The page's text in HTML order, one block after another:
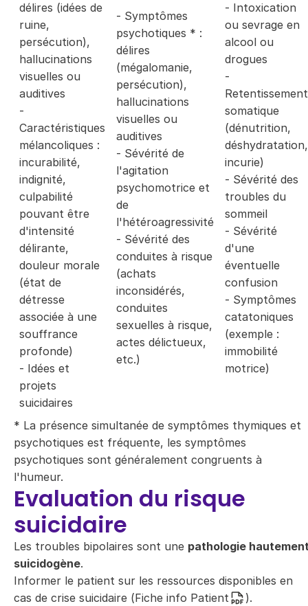
délires (idées de
ruine,
persécution),
hallucinations
visuelles ou
auditives
-
Caractéristiques
mélancoliques :
incurabilité,
indignité,
culpabilité
pouvant être
d'intensité
délirante,
douleur morale
(état de
détresse
associée à une
souffrance
profonde)
- Idées et
projets
suicidaires
- Symptômes
psychotiques * :
délires
(mégalomanie,
persécution),
hallucinations
visuelles ou
auditives
- Sévérité de
l'agitation
psychomotrice et
de
l'hétéroagressivité
- Sévérité des
conduites à risque
(achats
inconsidérés,
conduites
sexuelles à risque,
actes délictueux,
etc.)
- Intoxication
ou sevrage en
alcool ou
drogues
-
Retentissement
somatique
(dénutrition,
déshydratation,
incurie)
- Sévérité des
troubles du
sommeil
- Sévérité
d'une
éventuelle
confusion
- Symptômes
catatoniques
(exemple :
immobilité
motrice)
* La présence simultanée de symptômes thymiques et
psychotiques est fréquente, les symptômes
psychotiques sont généralement congruents à
l'humeur.
Evaluation du risque
suicidaire
Les troubles bipolaires sont une pathologie
suicidogène.
Informer le patient sur les ressources disponibles en
cas de crise suicidaire (Fiche info Patient ).